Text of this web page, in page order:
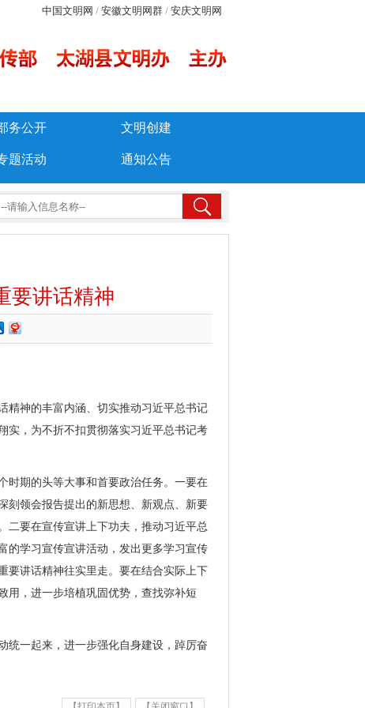
中国文明网 / 安徽文明网群 / 安庆文明网
务公开 文明创建
题活动 通知公告
要讲话精神
精神的丰富内涵、切实推动习近平总书记
实，为不折不扣贯彻落实习近平总书记考
时期的头等大事和首要政治任务。一要在
刻领会报告提出的新思想、新观点、新要
二要在宣传宣讲上下功夫，推动习近平总
的学习宣传宣讲活动，发出更多学习宣传
要讲话精神往实里走。要在结合实际上下
用，进一步培植巩固优势，查找弥补短
统一起来，进一步强化自身建设，踔厉奋